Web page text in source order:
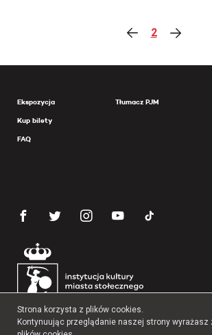
2
Ekspozycja
Kup bilety
FAQ
Tłumacz PJM
Strona korzysta z plików cookies.
Kontynuując przeglądanie naszej strony wyrażasz